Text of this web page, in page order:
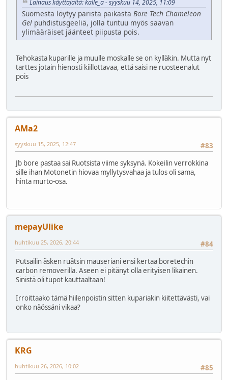
Lainaus käyttäjältä: kalle_a - syyskuu 14, 2025, 11:09
Suomesta löytyy parista paikasta Bore Tech Chameleon
Gel puhdistusgeeliä, jolla tuntuu myös saavan
ylimääräiset jäänteet piipusta pois.
Tehokasta kuparille ja muulle moskalle se on kylläkin. Mutta nyt
tarttes jotain hienosti kiillottavaa, että saisi ne ruosteenalut
pois
AMa2
#83
syyskuu 15, 2025, 12:47
Jb bore pastaa sai Ruotsista viime syksynä. Kokeilin verrokkina
sille ihan Motonetin hiovaa myllytysvahaa ja tulos oli sama,
hinta murto-osa.
mepayUlike
#84
huhtikuu 25, 2026, 20:44
Putsailin äsken ruåtsin mauseriani ensi kertaa boretechin
carbon removerilla. Aseen ei pitänyt olla erityisen likainen.
Sinistä oli tupot kauttaaltaan!
Irroittaako tämä hiilenpoistin sitten kupariakin kiitettävästi, vai
onko näössäni vikaa?
KRG
#85
huhtikuu 26, 2026, 10:02